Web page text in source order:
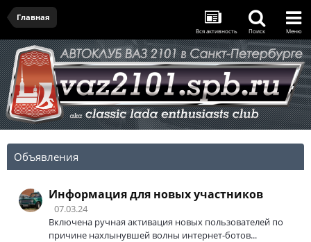
Главная
Вся активность Поиск Меню
Объявления
Информация для новых участников
07.03.24
Включена ручная активация новых пользователей по
причине нахлынувшей волны интернет-ботов...